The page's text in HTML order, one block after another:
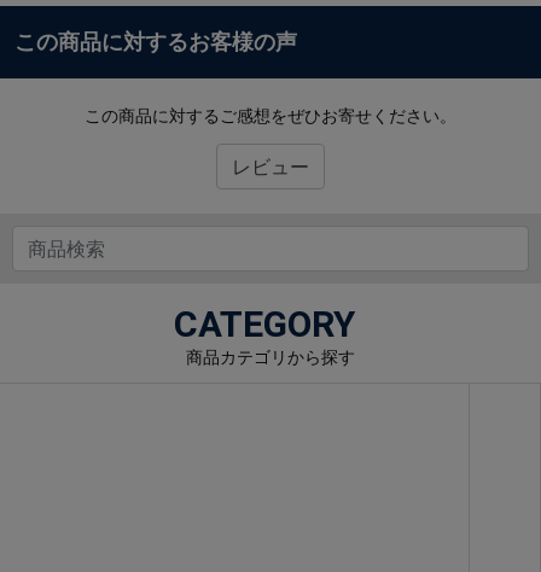
この商品に対するお客様の声
この商品に対するご感想をぜひお寄せください。
レビュー
CATEGORY
商品カテゴリから探す